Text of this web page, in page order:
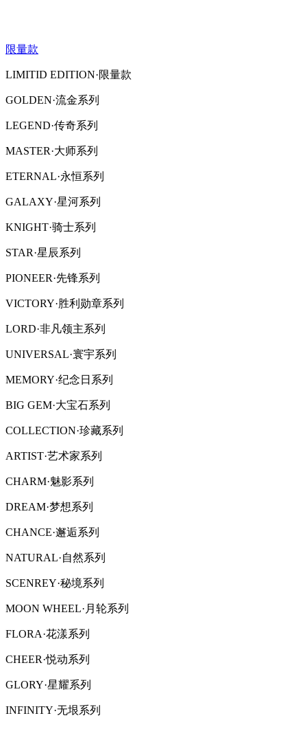
限量款
LIMITID EDITION·限量款
GOLDEN·流金系列
LEGEND·传奇系列
MASTER·大师系列
ETERNAL·永恒系列
GALAXY·星河系列
KNIGHT·骑士系列
STAR·星辰系列
PIONEER·先锋系列
VICTORY·胜利勋章系列
LORD·非凡领主系列
UNIVERSAL·寰宇系列
MEMORY·纪念日系列
BIG GEM·大宝石系列
COLLECTION·珍藏系列
ARTIST·艺术家系列
CHARM·魅影系列
DREAM·梦想系列
CHANCE·邂逅系列
NATURAL·自然系列
SCENREY·秘境系列
MOON WHEEL·月轮系列
FLORA·花漾系列
CHEER·悦动系列
GLORY·星耀系列
INFINITY·无垠系列